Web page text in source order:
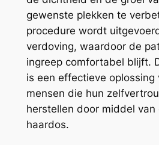
gewenste plekken te
procedure wordt
verdoving, waardoor de
ingreep comfortabel blijft.
is een effectieve oplossing
mensen die hun
herstellen door middel van
haardos.